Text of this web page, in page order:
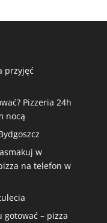
przyjęć
Pizzeria 24h
nocą
w
na telefon w
gotować – pizza